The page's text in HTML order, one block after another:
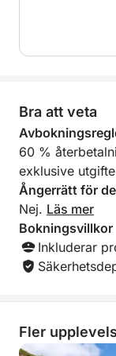
gömda vikar
i en lyxig miljö.
Njut av dagen
Salinas i
oförglömliga
Bra att veta
60 %
exklusive
Ångerrätt för
Nej. Läs mer
Bokningsvillkor
Inkluderar
Fler